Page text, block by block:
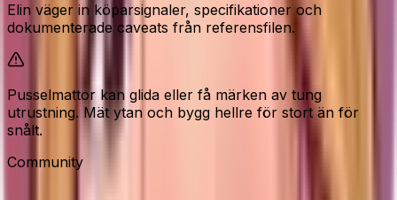
Elin väger in köparsignaler, specifikationer och
dokumenterade caveats från referensfilen.
Pusselmattor kan glida eller få märken av tung
utrustning. Mät ytan och bygg hellre för stort än för
snålt.
Community